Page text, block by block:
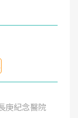
庚紀念醫院